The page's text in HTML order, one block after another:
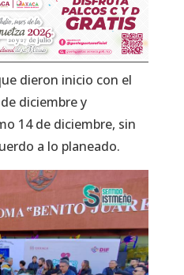
dieron inicio con el
diciembre y
14 de diciembre, sin
a lo planeado.